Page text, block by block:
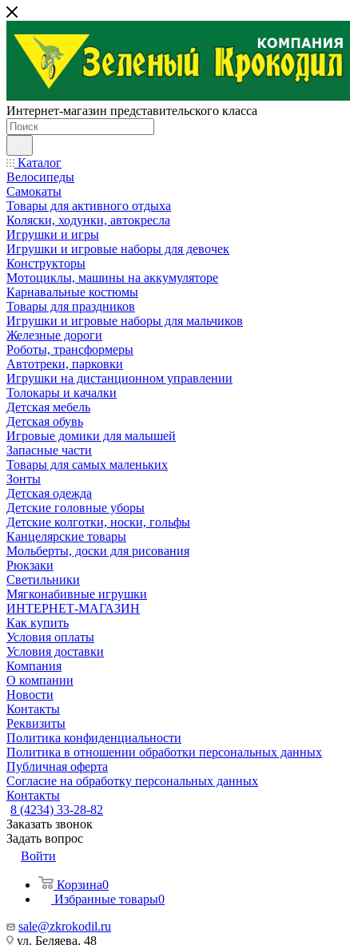
Интернет-магазин представительского класса
Каталог
Велосипеды
Самокаты
Товары для активного отдыха
Коляски, ходунки, автокресла
Игрушки и игры
Игрушки и игровые наборы для девочек
Конструкторы
Мотоциклы, машины на аккумуляторе
Карнавальные костюмы
Товары для праздников
Игрушки и игровые наборы для мальчиков
Железные дороги
Роботы, трансформеры
Автотреки, парковки
Игрушки на дистанционном управлении
Толокары и качалки
Детская мебель
Детская обувь
Игровые домики для малышей
Запасные части
Товары для самых маленьких
Зонты
Детская одежда
Детские головные уборы
Детские колготки, носки, гольфы
Канцелярские товары
Мольберты, доски для рисования
Рюкзаки
Светильники
Мягконабивные игрушки
ИНТЕРНЕТ-МАГАЗИН
Как купить
Условия оплаты
Условия доставки
Компания
О компании
Новости
Контакты
Реквизиты
Политика конфиденциальности
Политика в отношении обработки персональных данных
Публичная оферта
Согласие на обработку персональных данных
Контакты
8 (4234) 33-28-82
Заказать звонок
Задать вопрос
Войти
Корзина0
Избранные товары0
sale@zkrokodil.ru
ул. Беляева, 48